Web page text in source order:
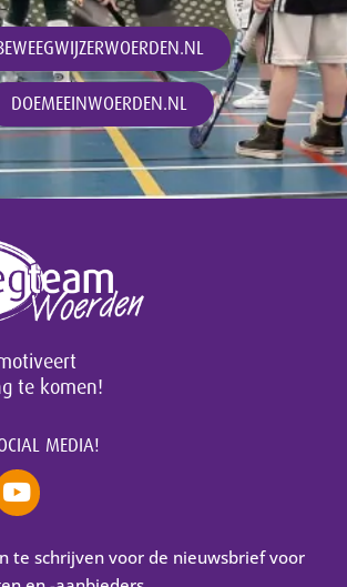
DOEMEEINWOERDEN.NL
te komen!
MEDIA!
te schrijven voor de nieuwsbrief voor